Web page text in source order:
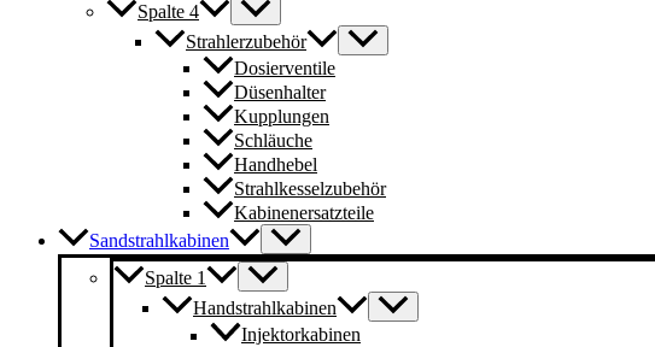
Spalte 4
Strahlerzubehör
Dosierventile
Düsenhalter
Kupplungen
Schläuche
Handhebel
Strahlkesselzubehör
Kabinenersatzteile
Sandstrahlkabinen
Spalte 1
Handstrahlkabinen
Injektorkabinen